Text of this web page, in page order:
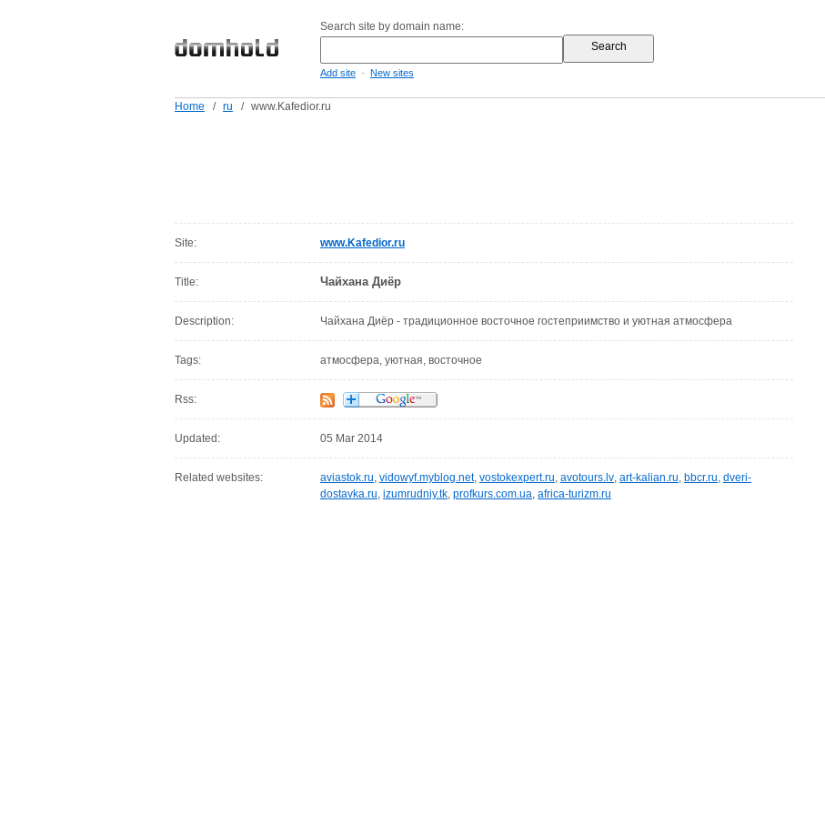
Search site by domain name:
Add site - New sites
Home / ru / www.Kafedior.ru
Site: www.Kafedior.ru
Title: Чайхана Диёр
Description: Чайхана Диёр - традиционное восточное гостеприимство и уютная атмосфера
Tags: атмосфера, уютная, восточное
Rss:
Updated: 05 Mar 2014
Related websites: aviastok.ru, vidowyf.myblog.net, vostokexpert.ru, avotours.lv, art-kalian.ru, bbcr.ru, dveri-
dostavka.ru, izumrudniy.tk, profkurs.com.ua, africa-turizm.ru